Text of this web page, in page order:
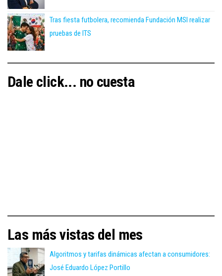
Tras fiesta futbolera, recomienda Fundación MSI realizar
pruebas de ITS
Dale click... no cuesta
Las más vistas del mes
Algoritmos y tarifas dinámicas afectan a consumidores:
José Eduardo López Portillo